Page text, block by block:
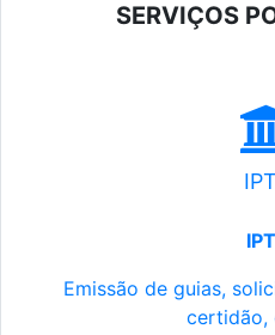
SERVIÇOS
Emissão de guias,
certidão,